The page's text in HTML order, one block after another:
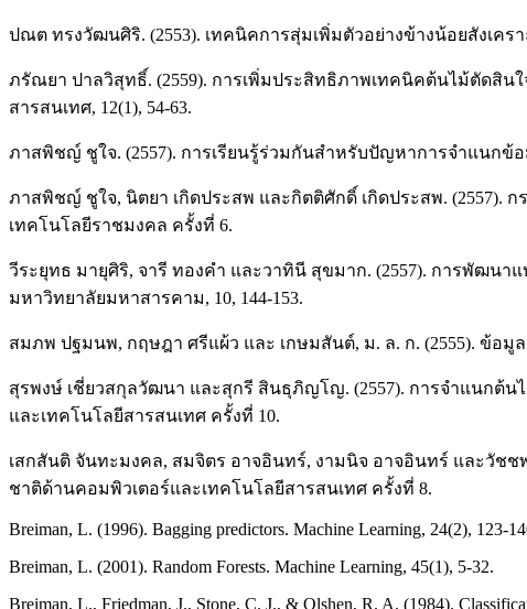
ปณต ทรงวัฒนศิริ. (2553). เทคนิคการสุ่มเพิ่มตัวอย่างข้างน้อยสังเ
ภรัณยา ปาลวิสุทธิ์. (2559). การเพิ่มประสิทธิภาพเทคนิคต้นไม้ตัดสิ
สารสนเทศ, 12(1), 54-63.
ภาสพิชญ์ ชูใจ. (2557). การเรียนรู้ร่วมกันสำหรับปัญหาการจำแนกข้
ภาสพิชญ์ ชูใจ, นิตยา เกิดประสพ และกิตติศักดิ์ เกิดประสพ. (2557).
เทคโนโลยีราชมงคล ครั้งที่ 6.
วีระยุทธ มายุศิริ, จารี ทองคำ และวาทินี สุขมาก. (2557). การพัฒน
มหาวิทยาลัยมหาสารคาม, 10, 144-153.
สมภพ ปฐมนพ, กฤษฎา ศรีแผ้ว และ เกษมสันต์, ม. ล. ก. (2555). ข้อมูลเชิ
สุรพงษ์ เชี่ยวสกุลวัฒนา และสุกรี สินธุภิญโญ. (2557). การจำแนกต้
และเทคโนโลยีสารสนเทศ ครั้งที่ 10.
เสกสันติ จันทะมงคล, สมจิตร อาจอินทร์, งามนิจ อาจอินทร์ และวัชช
ชาติด้านคอมพิวเตอร์และเทคโนโลยีสารสนเทศ ครั้งที่ 8.
Breiman, L. (1996). Bagging predictors. Machine Learning, 24(2), 123-
Breiman, L. (2001). Random Forests. Machine Learning, 45(1), 5-32.
Breiman, L., Friedman, J., Stone, C. J., & Olshen, R. A. (1984).